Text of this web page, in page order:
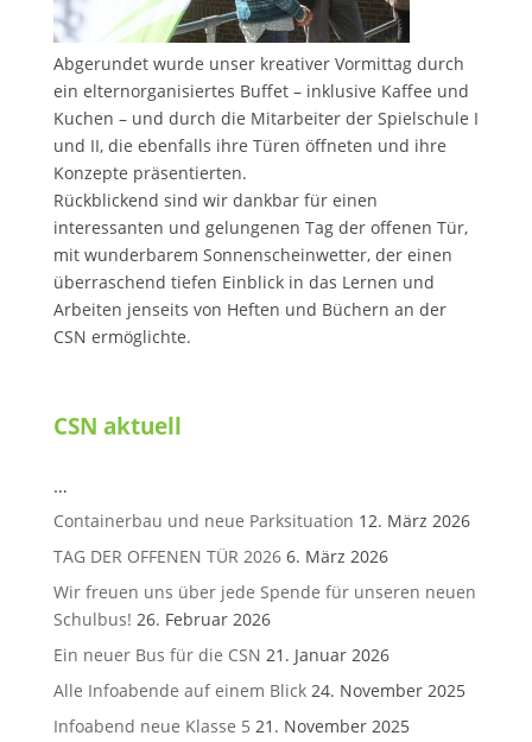
Abgerundet wurde unser kreativer Vormittag durch
ein elternorganisiertes Buffet – inklusive Kaffee und
Kuchen – und durch die Mitarbeiter der Spielschule I
und II, die ebenfalls ihre Türen öffneten und ihre
Konzepte präsentierten.
Rückblickend sind wir dankbar für einen
interessanten und gelungenen Tag der offenen Tür,
mit wunderbarem Sonnenscheinwetter, der einen
überraschend tiefen Einblick in das Lernen und
Arbeiten jenseits von Heften und Büchern an der
CSN ermöglichte.
CSN aktuell
…
Containerbau und neue Parksituation 12. März 2026
TAG DER OFFENEN TÜR 2026 6. März 2026
Wir freuen uns über jede Spende für unseren neuen
Schulbus! 26. Februar 2026
Ein neuer Bus für die CSN 21. Januar 2026
Alle Infoabende auf einem Blick 24. November 2025
Infoabend neue Klasse 5 21. November 2025